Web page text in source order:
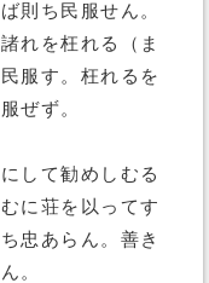
則ち民服せん。
れを枉れる（ま
服す。枉れるを
ぜず。
して勧めしむる
に荘を以ってす
忠あらん。善き
。